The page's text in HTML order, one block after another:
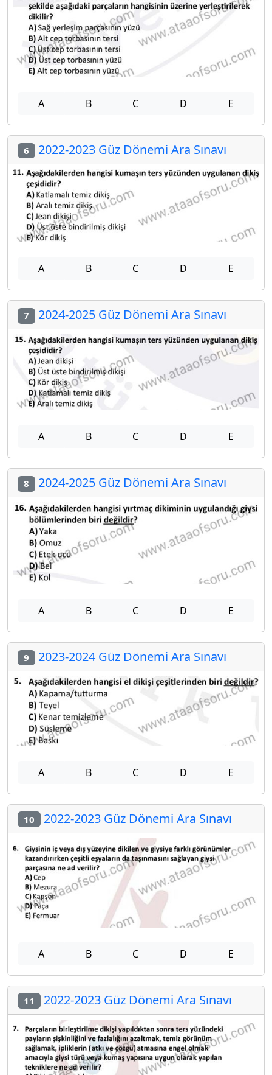
A B C D E
6 2022-2023 Güz Dönemi Ara Sınavı
A B C D E
7 2024-2025 Güz Dönemi Ara Sınavı
A B C D E
8 2024-2025 Güz Dönemi Ara Sınavı
A B C D E
9 2023-2024 Güz Dönemi Ara Sınavı
A B C D E
10 2022-2023 Güz Dönemi Ara Sınavı
A B C D E
11 2022-2023 Güz Dönemi Ara Sınavı